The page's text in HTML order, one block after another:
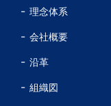
理念体系
会社概要
沿革
組織図